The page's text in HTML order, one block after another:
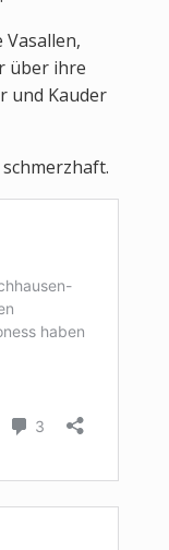
über ihre
und Kauder